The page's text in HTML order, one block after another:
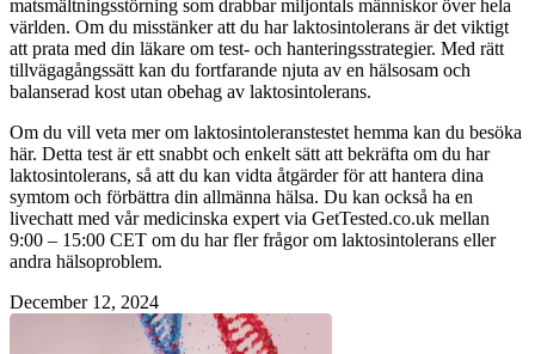
matsmältningsstörning som drabbar miljontals människor över hela
världen. Om du misstänker att du har laktosintolerans är det viktigt
att prata med din läkare om test- och hanteringsstrategier. Med rätt
tillvägagångssätt kan du fortfarande njuta av en hälsosam och
balanserad kost utan obehag av laktosintolerans.
Om du vill veta mer om laktosintoleranstestet hemma kan du besöka
här. Detta test är ett snabbt och enkelt sätt att bekräfta om du har
laktosintolerans, så att du kan vidta åtgärder för att hantera dina
symtom och förbättra din allmänna hälsa. Du kan också ha en
livechatt med vår medicinska expert via GetTested.co.uk mellan
9:00 – 15:00 CET om du har fler frågor om laktosintolerans eller
andra hälsoproblem.
December 12, 2024